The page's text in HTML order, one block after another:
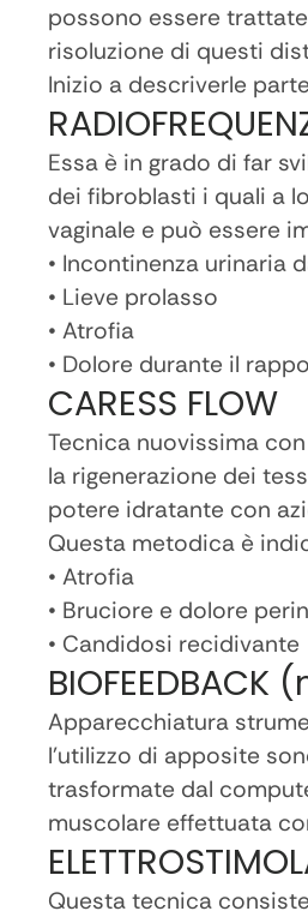
possono essere
risoluzione di questi
Inizio a descriverle
Essa è in grado di far
dei fibroblasti i quali a
vaginale e può essere
• Incontinenza urinaria
• Lieve prolasso
• Atrofia
• Dolore durante il
CARESS FLOW
Tecnica nuovissima
la rigenerazione dei
potere idratante con
Questa metodica è
• Atrofia
• Bruciore e dolore
• Candidosi recidivante
Apparecchiatura
l’utilizzo di apposite
trasformate dal
muscolare effettuata
Questa tecnica